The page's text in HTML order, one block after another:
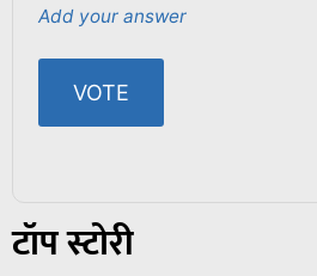
Add your answer
टॉप स्टोरी